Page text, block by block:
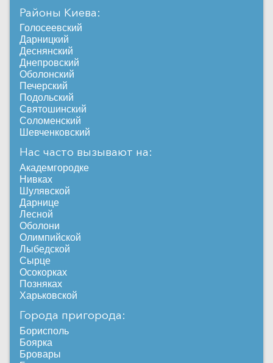
Районы Киева:
Голосеевский
Дарницкий
Деснянский
Днепровский
Оболонский
Печерский
Подольский
Святошинский
Соломенский
Шевченковский
Нас часто вызывают на:
Академгородке
Нивках
Шулявской
Дарнице
Лесной
Оболони
Олимпийской
Лыбедской
Сырце
Осокорках
Позняках
Харьковской
Города пригорода:
Борисполь
Боярка
Бровары